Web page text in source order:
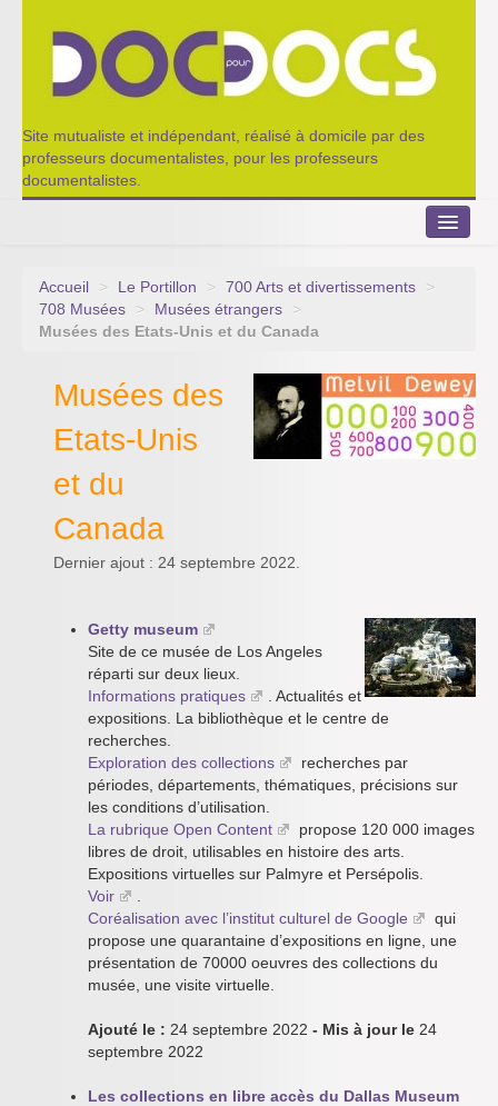
Site mutualiste et indépendant, réalisé à domicile par des
professeurs documentalistes, pour les professeurs
documentalistes.
Le Portillon
Appel à contribution
Nos outils de partage
Qui sommes-nous ?
Accueil > Le Portillon > 700 Arts et divertissements
>
708 Musées
> Musées étrangers
>
Musées des Etats-Unis et du Canada
Musées des
Etats-Unis
et du
Canada
Dernier ajout : 24 septembre 2022.
Getty museum
Site de ce musée de Los Angeles
réparti sur deux lieux.
Informations pratiques
. Actualités et
expositions. La bibliothèque et le centre de
recherches.
Exploration des collections
recherches par
périodes, départements, thématiques, précisions sur
les conditions d’utilisation.
La rubrique Open Content
propose 120 000 images
libres de droit, utilisables en histoire des arts.
Expositions virtuelles sur Palmyre et Persépolis.
Voir
Coréalisation avec l’institut culturel de Google
qui
propose une quarantaine d’expositions en ligne, une
présentation de 70000 oeuvres des collections du
musée, une visite virtuelle.
Ajouté le : 24 septembre 2022 - Mis à jour le 24
septembre 2022
Les collections en libre accès du Dallas Museum